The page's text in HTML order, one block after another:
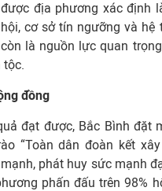
địa phương xác định
cơ sở tín ngưỡng và
là nguồn lực quan
tộc.
đồng
đạt được, Bắc Bình đặt
“Toàn dân đoàn kết
phát huy sức mạnh
phấn đấu trên 98%